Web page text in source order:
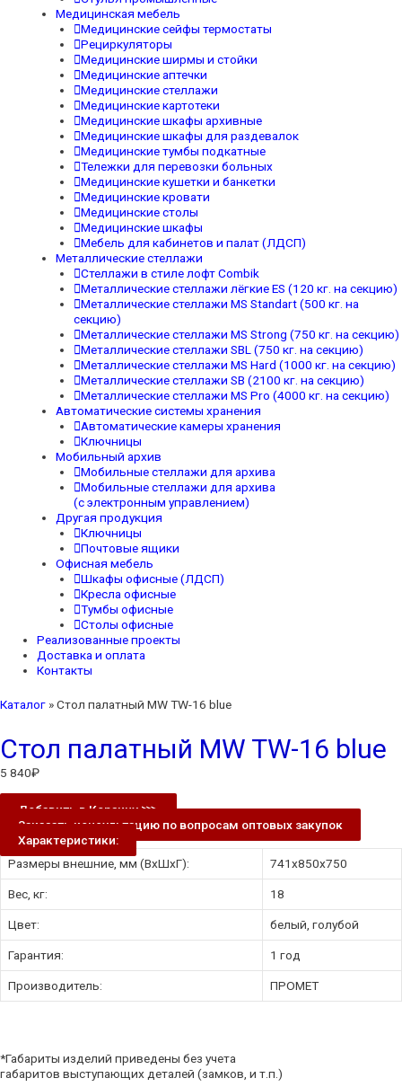
Медицинская мебель
Медицинские сейфы термостаты
Рециркуляторы
Медицинские ширмы и стойки
Медицинские аптечки
Медицинские стеллажи
Медицинские картотеки
Медицинские шкафы архивные
Медицинские шкафы для раздевалок
Медицинские тумбы подкатные
Тележки для перевозки больных
Медицинские кушетки и банкетки
Медицинские кровати
Медицинские столы
Медицинские шкафы
Мебель для кабинетов и палат (ЛДСП)
Металлические стеллажи
Стеллажи в стиле лофт Combik
Металлические стеллажи лёгкие ES (120 кг. на секцию)
Металлические стеллажи MS Standart (500 кг. на
секцию)
Металлические стеллажи MS Strong (750 кг. на секцию)
Металлические стеллажи SBL (750 кг. на секцию)
Металлические стеллажи MS Hard (1000 кг. на секцию)
Металлические стеллажи SB (2100 кг. на секцию)
Металлические стеллажи MS Pro (4000 кг. на секцию)
Автоматические системы хранения
Автоматические камеры хранения
Ключницы
Мобильный архив
Мобильные стеллажи для архива
Мобильные стеллажи для архива
(с электронным управлением)
Другая продукция
Ключницы
Почтовые ящики
Офисная мебель
Шкафы офисные (ЛДСП)
Кресла офисные
Тумбы офисные
Столы офисные
Реализованные проекты
Доставка и оплата
Контакты
Каталог »Стол палатный MW TW-16 blue
Стол палатный MW TW-16 blue
5 840₽
Добавить в Корзину ⋙
Заказать консультацию по вопросам оптовых закупок
Характеристики:
Размеры внешние, мм (ВхШхГ):
741x850x750
Вес, кг: 18
Цвет: белый, голубой
Гарантия: 1 год
Производитель: ПРОМЕТ
*Габариты изделий приведены без учета
габаритов выступающих деталей (замков, и т.п.)